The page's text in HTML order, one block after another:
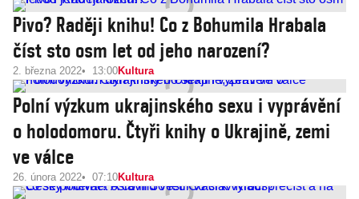
Pivo? Raději knihu! Co z Bohumila Hrabala
číst sto osm let od jeho narození?
2. března 2022 13:00Kultura
Polní výzkum ukrajinského sexu i vyprávění
o holodomoru. Čtyři knihy o Ukrajině, zemi
ve válce
26. února 2022 07:10Kultura